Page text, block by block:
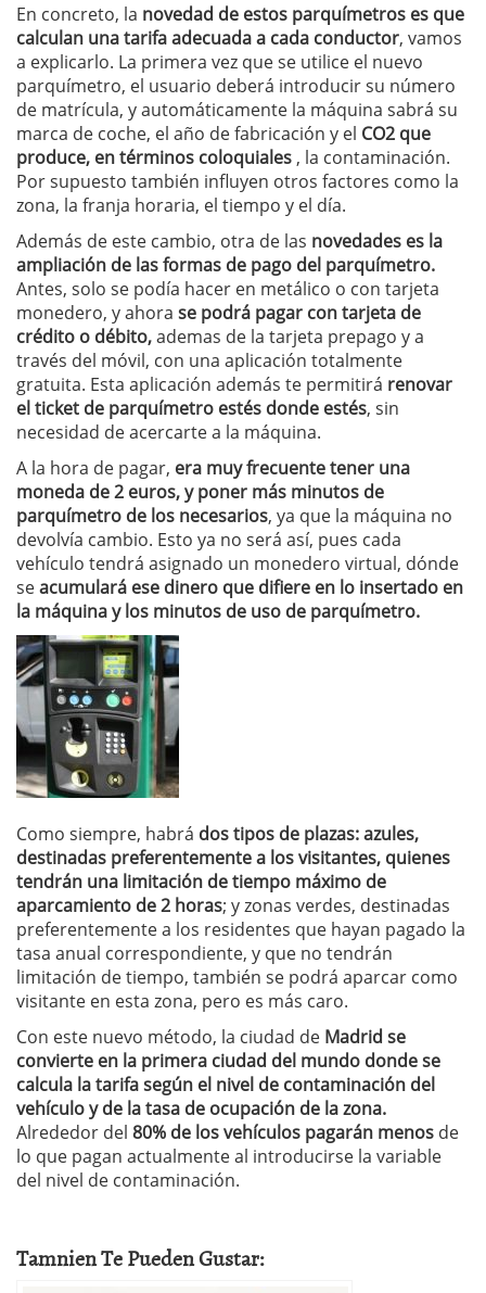
En concreto, la novedad de estos parquímetros es que
calculan una tarifa adecuada a cada conductor, vamos
a explicarlo. La primera vez que se utilice el nuevo
parquímetro, el usuario deberá introducir su número
de matrícula, y automáticamente la máquina sabrá su
marca de coche, el año de fabricación y el CO2 que
produce, en términos coloquiales , la contaminación.
Por supuesto también influyen otros factores como la
zona, la franja horaria, el tiempo y el día.
Además de este cambio, otra de las novedades es la
ampliación de las formas de pago del parquímetro.
Antes, solo se podía hacer en metálico o con tarjeta
monedero, y ahora se podrá pagar con tarjeta de
crédito o débito,ademas de la tarjeta prepago y a
través del móvil, con una aplicación totalmente
gratuita. Esta aplicación además te permitirá renovar
el ticket de parquímetro estés donde estés, sin
necesidad de acercarte a la máquina.
A la hora de pagar, era muy frecuente tener una
moneda de 2 euros, y poner más minutos de
parquímetro de los necesarios, ya que la máquina no
devolvía cambio. Esto ya no será así, pues cada
vehículo tendrá asignado un monedero virtual, dónde
seacumulará ese dinero que difiere en lo insertado en
la máquina y los minutos de uso de parquímetro.
Como siempre, habrá dos tipos de plazas: azules,
destinadas preferentemente a los visitantes, quienes
tendrán una limitación de tiempo máximo de
aparcamiento de 2 horas; y zonas verdes, destinadas
preferentemente a los residentes que hayan pagado la
tasa anual correspondiente, y que no tendrán
limitación de tiempo, también se podrá aparcar como
visitante en esta zona, pero es más caro.
Con este nuevo método, la ciudad de Madrid se
convierte en la primera ciudad del mundo donde se
calcula la tarifa según el nivel de contaminación del
vehículo y de la tasa de ocupación de la zona.
Alrededor del 80% de los vehículos pagarán menos de
lo que pagan actualmente al introducirse la variable
del nivel de contaminación.
Tamnien Te Pueden Gustar: